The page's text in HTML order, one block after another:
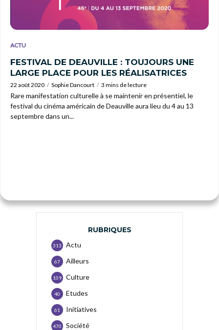
ACTU
FESTIVAL DE DEAUVILLE : TOUJOURS UNE
LARGE PLACE POUR LES RÉALISATRICES
22 août 2020 Sophie Dancourt 3 mins de lecture
Rare manifestation culturelle à se maintenir en présentiel, le
festival du cinéma américain de Deauville aura lieu du 4 au 13
septembre dans un...
RUBRIQUES
Actu
313
Ailleurs
67
Culture
109
Etudes
40
Initiatives
61
Société
470